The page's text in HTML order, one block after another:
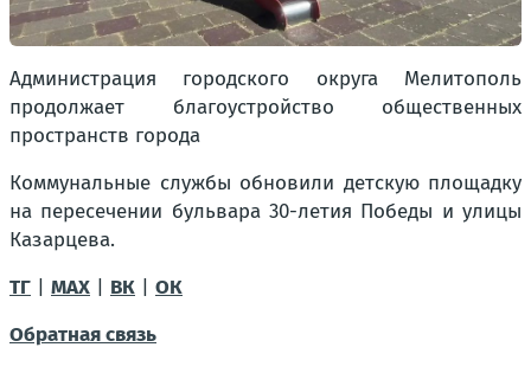
Администрация городского округа Мелитополь
продолжает благоустройство общественных
пространств города
Коммунальные службы обновили детскую площадку
на пересечении бульвара 30-летия Победы и улицы
Казарцева.
ТГ
MAX ВК
ОК
Обратная связь